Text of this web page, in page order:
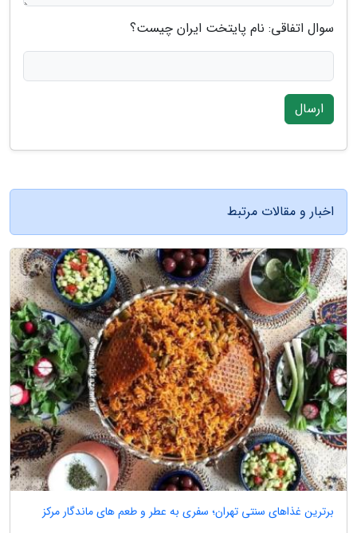
سوال اتفاقی: نام پایتخت ایران چیست؟
ارسال
اخبار و مقالات مرتبط
برترین غذاهای سنتی تهران؛ سفری به عطر و طعم های ماندگار مرکز